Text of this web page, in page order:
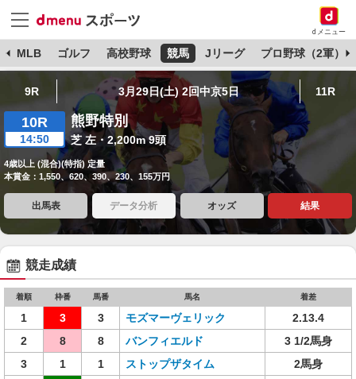
dメニュー
MLB ゴルフ 高校野球 競馬 Jリーグ プロ野球（2軍）
9R 3月29日(土) 2回中京5日 11R
10R
14:50
熊野特別
芝 左・2,200m 9頭
4歳以上 (混合)(特指) 定量
本賞金：1,550、620、390、230、155万円
出馬表 データ分析 オッズ 結果
競走成績
着順 枠番 馬番 馬名 着差
1 3 3 モズマーヴェリック
2.13.4
2
8 8 バンフィエルド
3 1/2馬身
3
1 1 ストップザタイム
2馬身